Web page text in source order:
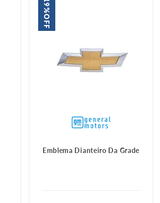
19%
OFF
Emblema Dianteiro Da Grade